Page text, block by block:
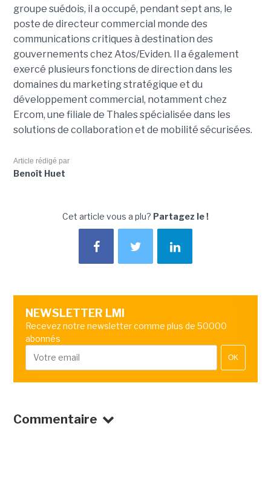
groupe suédois, il a occupé, pendant sept ans, le
poste de directeur commercial monde des
communications critiques à destination des
gouvernements chez Atos/Eviden. Il a également
exercé plusieurs fonctions de direction dans les
domaines du marketing stratégique et du
développement commercial, notamment chez
Ercom, une filiale de Thales spécialisée dans les
solutions de collaboration et de mobilité sécurisées.
Article rédigé par
Benoît Huet
Cet article vous a plu? Partagez le !
NEWSLETTER LMI
Recevez notre newsletter comme plus de 50000
abonnés
OK
Commentaire